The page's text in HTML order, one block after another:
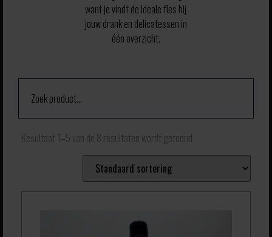
want je vindt de ideale fles bij
jouw drank en delicatessen in
één overzicht.
Resultaat 1–5 van de 8 resultaten wordt getoond